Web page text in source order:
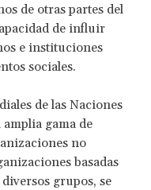
de otras partes del
de influir
e instituciones
sociales.
de las Naciones
gama de
no
basadas
grupos, se